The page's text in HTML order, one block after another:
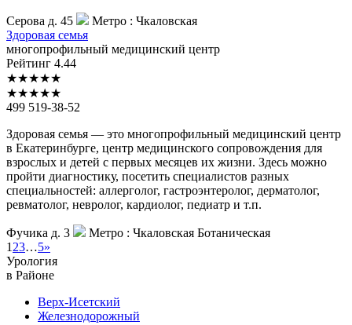
Серова д. 45 Метро : Чкаловская
Здоровая семья
многопрофильный медицинский центр
Рейтинг 4.44
★★★★★
★★★★★
499 519-38-52
Здоровая семья — это многопрофильный медицинский центр
в Екатеринбурге, центр медицинского сопровождения для
взрослых и детей с первых месяцев их жизни. Здесь можно
пройти диагностику, посетить специалистов разных
специальностей: аллерголог, гастроэнтеролог, дерматолог,
ревматолог, невролог, кардиолог, педиатр и т.п.
Фучика д. 3 Метро : Чкаловская Ботаническая
1 23…5»
Урология
в Районе
Верх-Исетский
Железнодорожный